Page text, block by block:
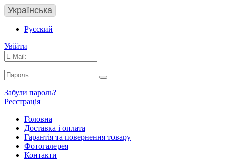
Українська
Русский
Увійти
Забули пароль?
Реєстрація
Головна
Доставка і оплата
Гарантія та повернення товару
Фотогалерея
Контакти